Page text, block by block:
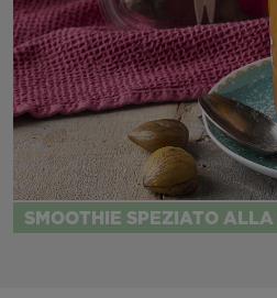
SMOOTHIE SPEZIATO